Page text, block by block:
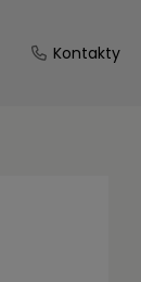
Kontakty